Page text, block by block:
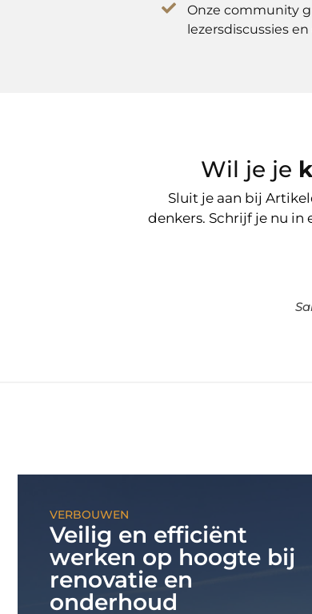
Onze community
lezersdiscussies
Wil je je
Sluit je aan bij
denkers. Schrijf je nu
VERBOUWEN
Veilig en efficiënt
werken op hoogte bij
renovatie en
onderhoud